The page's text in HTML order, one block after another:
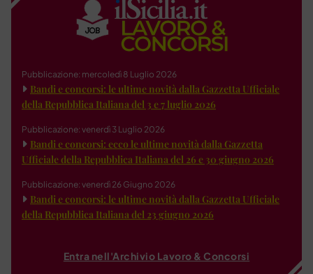
Pubblicazione: mercoledì 8 Luglio 2026
Bandi e concorsi: le ultime novità dalla Gazzetta Ufficiale
della Repubblica Italiana del 3 e 7 luglio 2026
Pubblicazione: venerdì 3 Luglio 2026
Bandi e concorsi: ecco le ultime novità dalla Gazzetta
Ufficiale della Repubblica Italiana del 26 e 30 giugno 2026
Pubblicazione: venerdì 26 Giugno 2026
Bandi e concorsi: le ultime novità dalla Gazzetta Ufficiale
della Repubblica Italiana del 23 giugno 2026
Entra nell'Archivio Lavoro & Concorsi